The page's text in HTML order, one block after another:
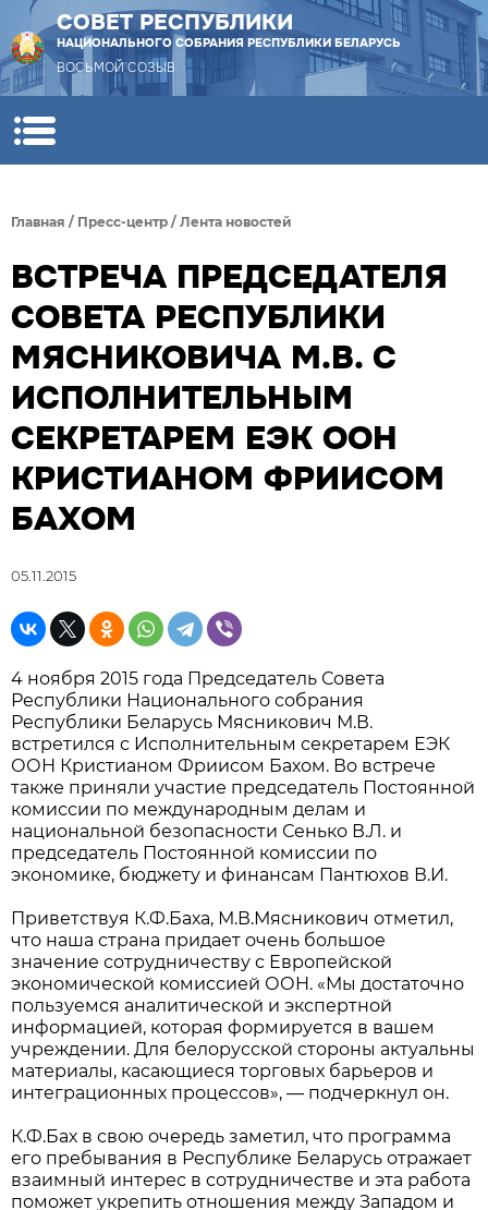
СОВЕТ РЕСПУБЛИКИ
НАЦИОНАЛЬНОГО СОБРАНИЯ РЕСПУБЛИКИ БЕЛАРУСЬ
ВОСЬМОЙ СОЗЫВ
Главная / Пресс-центр / Лента новостей
ВСТРЕЧА ПРЕДСЕДАТЕЛЯ
СОВЕТА РЕСПУБЛИКИ
МЯСНИКОВИЧА М.В. С
ИСПОЛНИТЕЛЬНЫМ
СЕКРЕТАРЕМ ЕЭК ООН
КРИСТИАНОМ ФРИИСОМ
БАХОМ
05.11.2015
4 ноября 2015 года Председатель Совета
Республики Национального собрания
Республики Беларусь Мясникович М.В.
встретился с Исполнительным секретарем ЕЭК
ООН Кристианом Фриисом Бахом. Во встрече
также приняли участие председатель Постоянной
комиссии по международным делам и
национальной безопасности Сенько В.Л. и
председатель Постоянной комиссии по
экономике, бюджету и финансам Пантюхов В.И.
Приветствуя К.Ф.Баха, М.В.Мясникович отметил,
что наша страна придает очень большое
значение сотрудничеству с Европейской
экономической комиссией ООН. «Мы достаточно
пользуемся аналитической и экспертной
информацией, которая формируется в вашем
учреждении. Для белорусской стороны актуальны
материалы, касающиеся торговых барьеров и
интеграционных процессов», — подчеркнул он.
К.Ф.Бах в свою очередь заметил, что программа
его пребывания в Республике Беларусь отражает
взаимный интерес в сотрудничестве и эта работа
поможет укрепить отношения между Западом и